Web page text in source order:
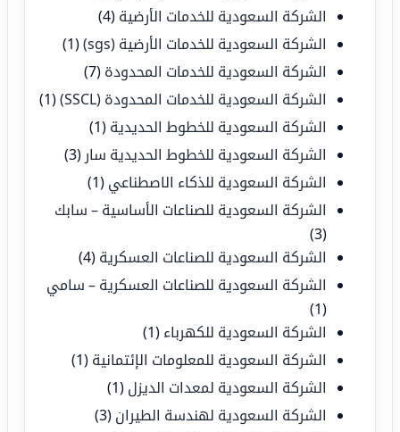
الشركة السعودية للخدمات الأرضية (4)
الشركة السعودية للخدمات الأرضية (sgs)
(1)
الشركة السعودية للخدمات المحدودة (7)
الشركة السعودية للخدمات المحدودة (SSCL)
(1)
الشركة السعودية للخطوط الحديدية (1)
الشركة السعودية للخطوط الحديدية سار (3)
الشركة السعودية للذكاء الاصطناعي (1)
الشركة السعودية للصناعات الأساسية – سابك
(3)
الشركة السعودية للصناعات العسكرية (4)
الشركة السعودية للصناعات العسكرية – سامي
(1)
الشركة السعودية للكهرباء (1)
الشركة السعودية للمعلومات الإئتمانية (1)
الشركة السعودية لمعدات الديزل (1)
الشركة السعودية لهندسة الطيران (3)